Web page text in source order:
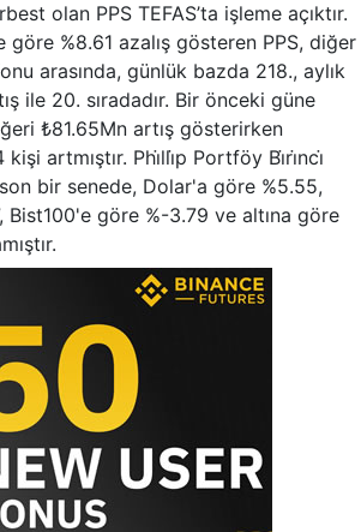
olan PPS TEFAS’ta işleme açıktır.
göre %8.61 azalış gösteren PPS, diğer
arasında, günlük bazda 218., aylık
ile 20. sıradadır. Bir önceki güne
₺81.65Mn artış gösterirken
4 kişi artmıştır. Phi̇lli̇p Portföy Bi̇ri̇nci̇
bir senede, Dolar'a göre %5.55,
Bist100'e göre %-3.79 ve altına göre